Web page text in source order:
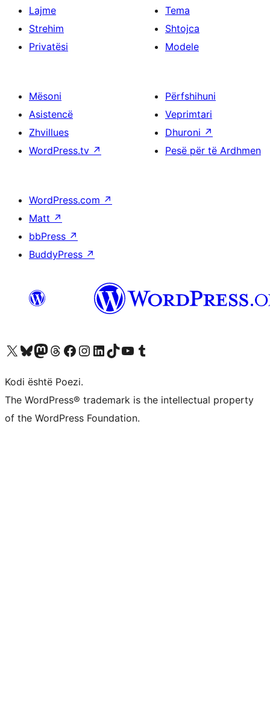
Lajme
Strehim
Privatësi
Tema
Shtojca
Modele
Mësoni
Asistencë
Zhvillues
WordPress.tv ↗
Përfshihuni
Veprimtari
Dhuroni ↗
Pesë për të Ardhmen
WordPress.com ↗
Matt ↗
bbPress ↗
BuddyPress ↗
Vizitoni llogarinë tonë X (ish Twitter)
Vizitoni llogarinë tonë Bluesky
Vizitoni llogarinë tonë Mastodon
Vizitoni llogarinë tonë Threads
Vizitoni faqen tonë në Facebook
Vizitoni llogarinë tonë Instagram
Vizitoni llogarinë tonë LinkedIn
Vizitoni llogarinë tonë TikTok
Vizitoni kanalin tonë YouTube
Vizitoni llogarinë tonë Tumblr
Kodi është Poezi.
The WordPress® trademark is the intellectual property
of the WordPress Foundation.